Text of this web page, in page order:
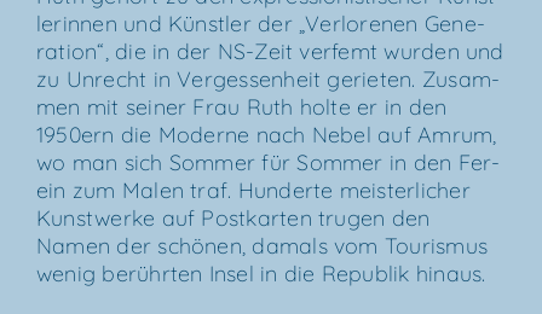
le­rin­nen und Künst­ler der „Ver­lo­re­nen Gene­
ra­ti­on“, die in der NS-Zeit ver­femt wur­den und
zu Unrecht in Ver­ges­sen­heit gerie­ten. Zusam­
men mit sei­ner Frau Ruth hol­te er in den
1950ern die Moder­ne nach Nebel auf Amrum,
wo man sich Som­mer für Som­mer in den Fer­
ein zum Malen traf. Hun­der­te meis­ter­li­cher
Kunst­wer­ke auf Post­kar­ten tru­gen den
Namen der schö­nen, damals vom Tou­ris­mus
wenig berühr­ten Insel in die Repu­blik hinaus.